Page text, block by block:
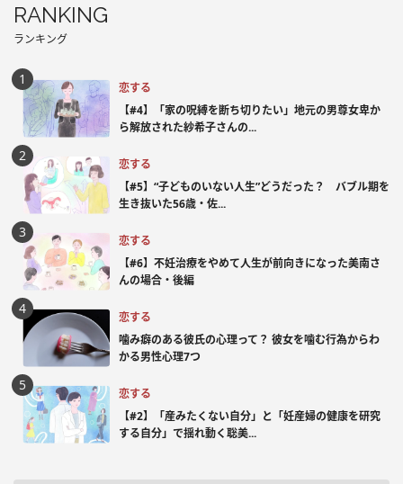
RANKING
ランキング
恋する
【#4】「家の呪縛を断ち切りたい」地元の男尊女卑か
ら解放された紗希子さんの...
恋する
【#5】“子どものいない人生”どうだった？ バブル期を
生き抜いた56歳・佐...
恋する
【#6】不妊治療をやめて人生が前向きになった美南さ
んの場合・後編
恋する
噛み癖のある彼氏の心理って？ 彼女を噛む行為からわ
かる男性心理7つ
恋する
【#2】「産みたくない自分」と「妊産婦の健康を研究
する自分」で揺れ動く聡美...